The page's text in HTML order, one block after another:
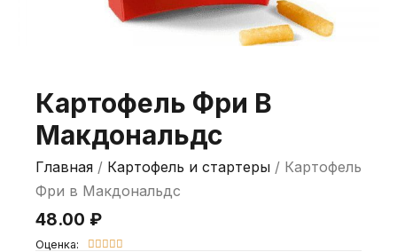
Картофель Фри В
Макдональдс
Главная / Картофель и стартеры / Картофель
Фри в Макдональдс
48.00 ₽
Оценка: 